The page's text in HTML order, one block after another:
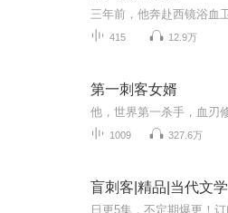
415 12.9万
第一刺客女婿
1009 327.6万
盲刺客|精品|当代文学